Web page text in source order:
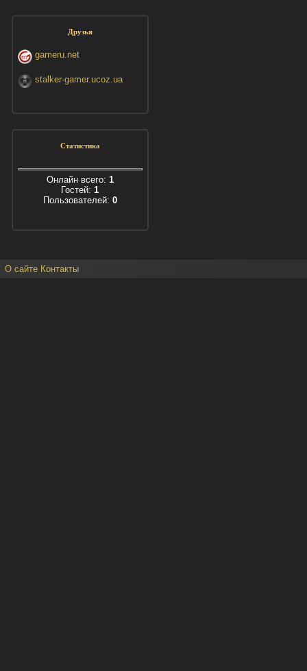
Друзья
gameru.net
stalker-gamer.ucoz.ua
Статистика
Онлайн всего: 1
Гостей: 1
Пользователей: 0
О сайте Контакты